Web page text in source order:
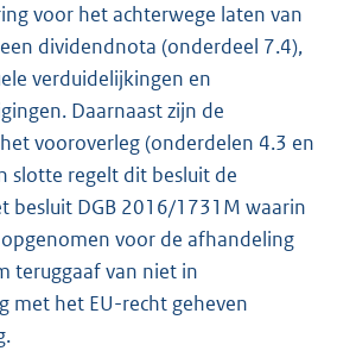
voor het achterwege laten van
dividendnota (onderdeel 7.4),
verduidelijkingen en
Daarnaast zijn de
vooroverleg (onderdelen 4.3 en
slotte regelt dit besluit de
besluit DGB 2016/1731M waarin
voor de afhandeling
teruggaaf van niet in
met het EU-recht geheven